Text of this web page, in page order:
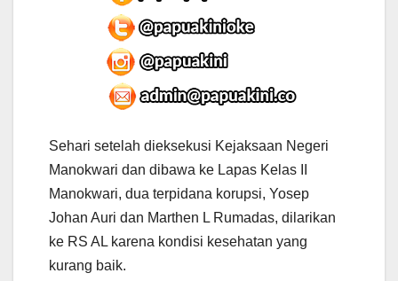
Sehari setelah dieksekusi Kejaksaan Negeri
Manokwari dan dibawa ke Lapas Kelas II
Manokwari, dua terpidana korupsi, Yosep
Johan Auri dan Marthen L Rumadas, dilarikan
ke RS AL karena kondisi kesehatan yang
kurang baik.